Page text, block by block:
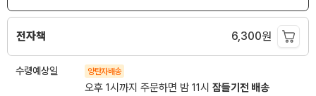
전자책 6,300원
수령예상일 양탄자배송
오후 1시까지 주문하면 밤 11시 잠들기전 배송